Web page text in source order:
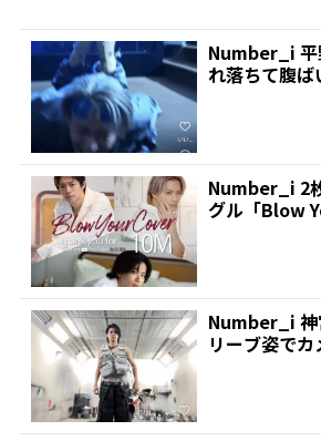
Number_i 平
れ落ちて腹
Number_i 2
グル「Blow
Number_i 神
リーブ姿で